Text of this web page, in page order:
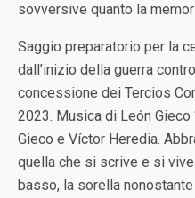
sovversive quanto la
Saggio preparatorio per la
dall’inizio della guerra
concessione dei Tercios
2023. Musica di León Gieco
Gieco e Víctor Heredia.
quella che si scrive e si
basso, la sorella